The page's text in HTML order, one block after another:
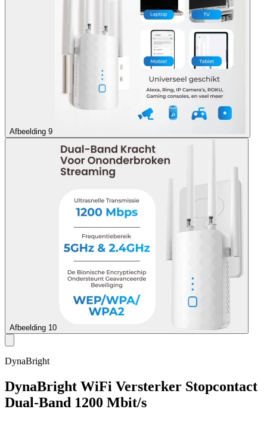
Afbeelding 9
Afbeelding 10
DynaBright
DynaBright WiFi Versterker Stopcontact
Dual-Band 1200 Mbit/s